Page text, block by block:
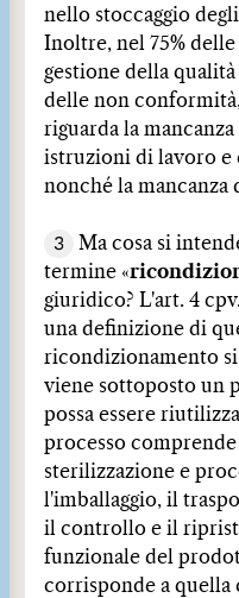
nello stoccaggio
Inoltre, nel 75%
gestione della
delle non
riguarda la
istruzioni di lavoro e
nonché la mancanza
3
Ma cosa si
termine «
giuridico? L'art. 4
una definizione di
ricondizionamento
viene sottoposto un
possa essere
processo
sterilizzazione e
l'imballaggio, il
il controllo e il
funzionale del
corrisponde a quella